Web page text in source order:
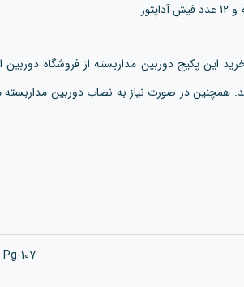
این پکیج دوربین مداربسته از فروشگاه دوربین
همچنین در صورت نیاز به نصاب دوربین مداربسته
Pg-107